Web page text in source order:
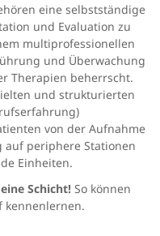
eine selbstständige
und Evaluation zu
multiprofessionellen
und Überwachung
Therapien beherrscht.
und strukturierten
von der Aufnahme
auf periphere Stationen
Einheiten.
Schicht! So können
kennenlernen.